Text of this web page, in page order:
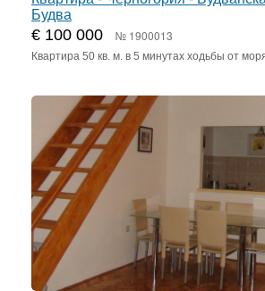
Будва
€ 100 000 № 1900013
Квартира 50 кв. м. в 5 минутах ходьбы от